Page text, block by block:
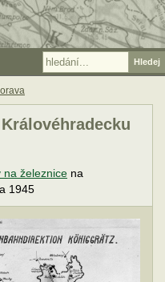
na železnice na
1945